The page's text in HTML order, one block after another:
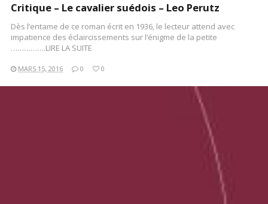
Critique – Le cavalier suédois – Leo Perutz
Dès l’entame de ce roman écrit en 1936, le lecteur attend avec
impatience des éclaircissements sur l’énigme de la petite
…………….LIRE LA SUITE
MARS 15, 2016 0 0